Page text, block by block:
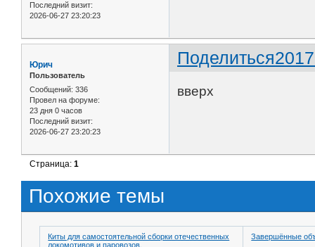
Последний визит:
2026-06-27 23:20:23
Поделиться
Юрич
Пользователь
Сообщений: 336
Провел на форуме:
23 дня 0 часов
Последний визит:
2026-06-27 23:20:23
вверх
Страница:1
Похожие темы
Киты для самостоятельной сборки отечественных
локомотивов и паровозов.
Завершённые